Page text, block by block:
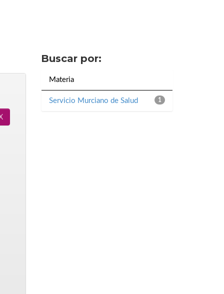
Buscar por:
Materia
1
Servicio Murciano de Salud